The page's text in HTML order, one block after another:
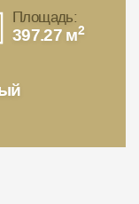
Площадь:
397.27 м2